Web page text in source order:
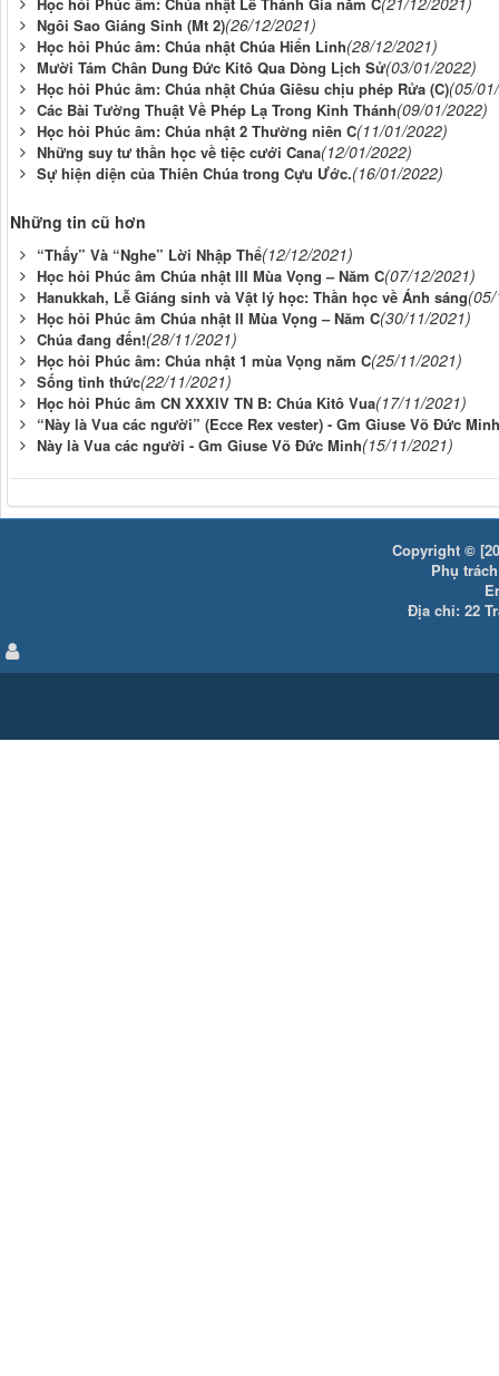
Ngôi Sao Giáng Sinh (Mt 2)(26/12/2021)
Học hỏi Phúc âm: Chúa nhật Chúa Hiển Linh(28/12/2021)
Mười Tám Chân Dung Đức Kitô Qua Dòng Lịch Sử(03/01/2022)
Học hỏi Phúc âm: Chúa nhật Chúa Giêsu chịu phép Rửa (C)(05/
Các Bài Tường Thuật Về Phép Lạ Trong Kinh Thánh(09/01/2022)
Học hỏi Phúc âm: Chúa nhật 2 Thường niên C(11/01/2022)
Những suy tư thần học về tiệc cưới Cana(12/01/2022)
Sự hiện diện của Thiên Chúa trong Cựu Ước.(16/01/2022)
Những tin cũ hơn
“Thấy” Và “Nghe” Lời Nhập Thể(12/12/2021)
Học hỏi Phúc âm Chúa nhật III Mùa Vọng – Năm C(07/12/2021)
Hanukkah, Lễ Giáng sinh và Vật lý học: Thần học về Ánh sáng
Học hỏi Phúc âm Chúa nhật II Mùa Vọng – Năm C(30/11/2021)
Chúa đang đến!(28/11/2021)
Học hỏi Phúc âm: Chúa nhật 1 mùa Vọng năm C(25/11/2021)
Sống tỉnh thức(22/11/2021)
Học hỏi Phúc âm CN XXXIV TN B: Chúa Kitô Vua(17/11/2021)
“Này là Vua các người” (Ecce Rex vester) - Gm Giuse Võ Đức Minh
Này là Vua các người - Gm Giuse Võ Đức Minh(15/11/2021)
Copyright ©
Phụ
Địa chỉ: 22